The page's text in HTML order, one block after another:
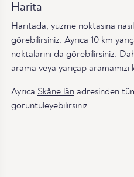
Harita
Haritada, yüzme noktasına
görebilirsiniz. Ayrıca 10 km
noktalarını da görebilirsiniz.
arama veya yarıçap aramamızı
Ayrıca Skåne län adresinden
görüntüleyebilirsiniz.